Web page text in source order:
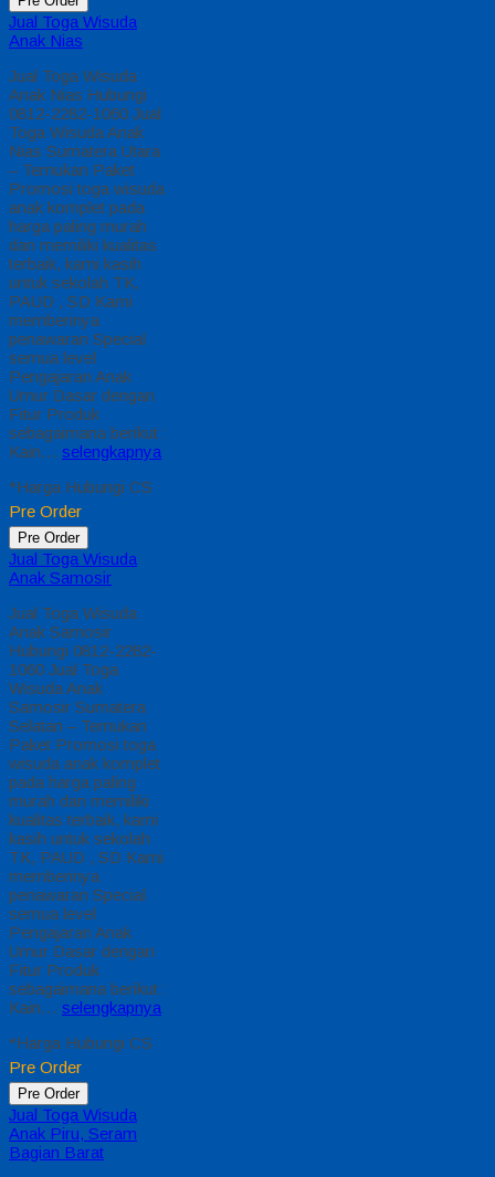
Jual Toga Wisuda
Anak Nias
Jual Toga Wisuda
Anak Nias Hubungi
0812-2282-1060 Jual
Toga Wisuda Anak
Nias Sumatera Utara
– Temukan Paket
Promosi toga wisuda
anak komplet pada
harga paling murah
dan memiliki kualitas
terbaik, kami kasih
untuk sekolah TK,
PAUD , SD Kami
memberinya
penawaran Special
semua level
Pengajaran Anak
Umur Dasar dengan
Fitur Produk
sebagaimana berikut :
Kain… selengkapnya
*Harga Hubungi CS
Pre Order
Pre Order
Jual Toga Wisuda
Anak Samosir
Jual Toga Wisuda
Anak Samosir
Hubungi 0812-2282-
1060 Jual Toga
Wisuda Anak
Samosir Sumatera
Selatan – Temukan
Paket Promosi toga
wisuda anak komplet
pada harga paling
murah dan memiliki
kualitas terbaik, kami
kasih untuk sekolah
TK, PAUD , SD Kami
memberinya
penawaran Special
semua level
Pengajaran Anak
Umur Dasar dengan
Fitur Produk
sebagaimana berikut :
Kain… selengkapnya
*Harga Hubungi CS
Pre Order
Pre Order
Jual Toga Wisuda
Anak Piru, Seram
Bagian Barat